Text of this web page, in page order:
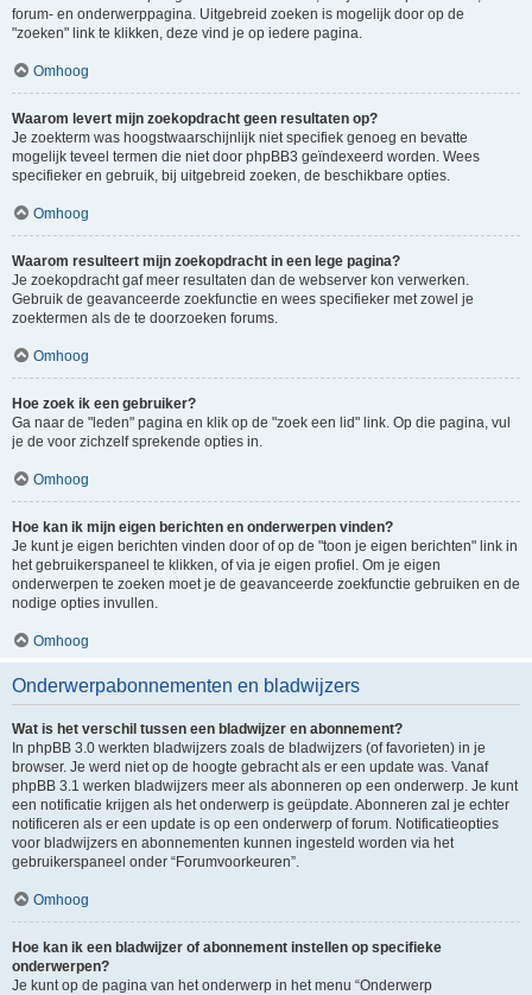
forum- en onderwerppagina. Uitgebreid zoeken is mogelijk door op de
"zoeken" link te klikken, deze vind je op iedere pagina.
Omhoog
Waarom levert mijn zoekopdracht geen resultaten op?
Je zoekterm was hoogstwaarschijnlijk niet specifiek genoeg en bevatte
mogelijk teveel termen die niet door phpBB3 geïndexeerd worden. Wees
specifieker en gebruik, bij uitgebreid zoeken, de beschikbare opties.
Omhoog
Waarom resulteert mijn zoekopdracht in een lege pagina?
Je zoekopdracht gaf meer resultaten dan de webserver kon verwerken.
Gebruik de geavanceerde zoekfunctie en wees specifieker met zowel je
zoektermen als de te doorzoeken forums.
Omhoog
Hoe zoek ik een gebruiker?
Ga naar de "leden" pagina en klik op de "zoek een lid" link. Op die pagina, vul
je de voor zichzelf sprekende opties in.
Omhoog
Hoe kan ik mijn eigen berichten en onderwerpen vinden?
Je kunt je eigen berichten vinden door of op de "toon je eigen berichten" link in
het gebruikerspaneel te klikken, of via je eigen profiel. Om je eigen
onderwerpen te zoeken moet je de geavanceerde zoekfunctie gebruiken en de
nodige opties invullen.
Omhoog
Onderwerpabonnementen en bladwijzers
Wat is het verschil tussen een bladwijzer en abonnement?
In phpBB 3.0 werkten bladwijzers zoals de bladwijzers (of favorieten) in je
browser. Je werd niet op de hoogte gebracht als er een update was. Vanaf
phpBB 3.1 werken bladwijzers meer als abonneren op een onderwerp. Je kunt
een notificatie krijgen als het onderwerp is geüpdate. Abonneren zal je echter
notificeren als er een update is op een onderwerp of forum. Notificatieopties
voor bladwijzers en abonnementen kunnen ingesteld worden via het
gebruikerspaneel onder “Forumvoorkeuren”.
Omhoog
Hoe kan ik een bladwijzer of abonnement instellen op specifieke
onderwerpen?
Je kunt op de pagina van het onderwerp in het menu “Onderwerp